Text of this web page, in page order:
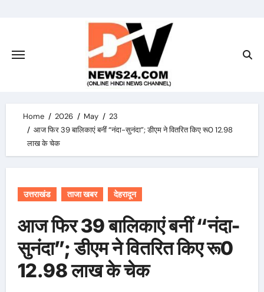
Home 2026 May
23
आज फिर 39 बालिकाएं बनीं “नंदा-सुनंदा”; डीएम ने वितरित किए रू0 12.98
लाख के चेक
उत्तराखंड ताजा खबर देहरादून
आज फिर 39 बालिकाएं बनीं “नंदा-
सुनंदा”; डीएम ने वितरित किए रू0
12.98 लाख के चेक